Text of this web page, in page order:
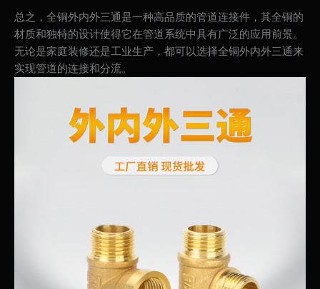
总之，全铜外内外三通是一种高品质的管道连接件，其全铜的
材质和独特的设计使得它在管道系统中具有广泛的应用前景。
无论是家庭装修还是工业生产，都可以选择全铜外内外三通来
实现管道的连接和分流。